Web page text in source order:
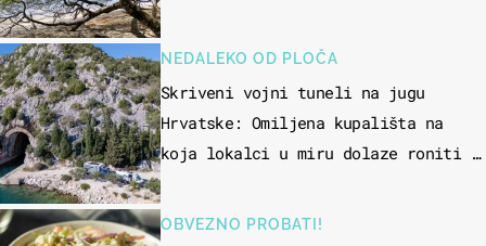
NEDALEKO OD PLOČA
Skriveni vojni tuneli na jugu
Hrvatske: Omiljena kupališta na
koja lokalci u miru dolaze roniti i
OBVEZNO PROBATI!